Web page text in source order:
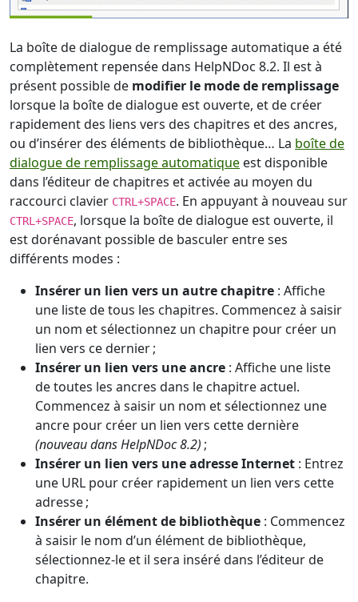
La boîte de dialogue de remplissage automatique a été
complètement repensée dans HelpNDoc 8.2. Il est à
présent possible de modifier le mode de remplissage
lorsque la boîte de dialogue est ouverte, et de créer
rapidement des liens vers des chapitres et des ancres,
ou d’insérer des éléments de bibliothèque… La boîte de
dialogue de remplissage automatique est disponible
dans l’éditeur de chapitres et activée au moyen du
raccourci clavier CTRL+SPACE. En appuyant à nouveau sur
CTRL+SPACE, lorsque la boîte de dialogue est ouverte, il
est dorénavant possible de basculer entre ses
différents modes :
Insérer un lien vers un autre chapitre : Affiche
une liste de tous les chapitres. Commencez à saisir
un nom et sélectionnez un chapitre pour créer un
lien vers ce dernier ;
Insérer un lien vers une ancre : Affiche une liste
de toutes les ancres dans le chapitre actuel.
Commencez à saisir un nom et sélectionnez une
ancre pour créer un lien vers cette dernière
(nouveau dans HelpNDoc 8.2) ;
Insérer un lien vers une adresse Internet : Entrez
une URL pour créer rapidement un lien vers cette
adresse ;
Insérer un élément de bibliothèque : Commencez
à saisir le nom d’un élément de bibliothèque,
sélectionnez-le et il sera inséré dans l’éditeur de
chapitre.